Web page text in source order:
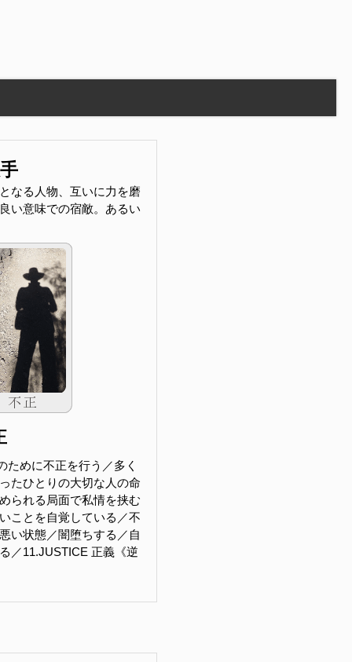
なる人物、互いに力を磨
い意味での宿敵。あるい
ために不正を行う／多く
たひとりの大切な人の命
られる局面で私情を挟む
ことを自覚している／不
い状態／闇堕ちする／自
／11.JUSTICE 正義《逆